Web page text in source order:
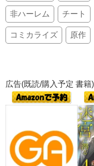
非ハーレム チート
コミカライズ 原作
広告(既読/購入予定 書籍)